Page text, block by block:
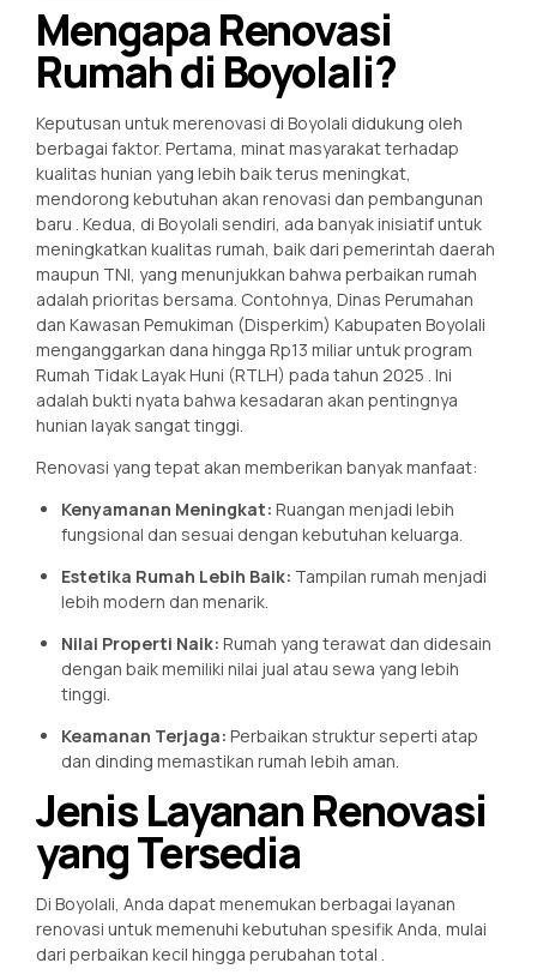
Mengapa Renovasi
Rumah di Boyolali?
Keputusan untuk merenovasi di Boyolali didukung oleh
berbagai faktor. Pertama, minat masyarakat terhadap
kualitas hunian yang lebih baik terus meningkat,
mendorong kebutuhan akan renovasi dan pembangunan
baru . Kedua, di Boyolali sendiri, ada banyak inisiatif untuk
meningkatkan kualitas rumah, baik dari pemerintah daerah
maupun TNI, yang menunjukkan bahwa perbaikan rumah
adalah prioritas bersama. Contohnya, Dinas Perumahan
dan Kawasan Pemukiman (Disperkim) Kabupaten Boyolali
menganggarkan dana hingga Rp13 miliar untuk program
Rumah Tidak Layak Huni (RTLH) pada tahun 2025 . Ini
adalah bukti nyata bahwa kesadaran akan pentingnya
hunian layak sangat tinggi.
Renovasi yang tepat akan memberikan banyak manfaat:
Kenyamanan Meningkat: Ruangan menjadi lebih
fungsional dan sesuai dengan kebutuhan keluarga.
Estetika Rumah Lebih Baik: Tampilan rumah menjadi
lebih modern dan menarik.
Nilai Properti Naik: Rumah yang terawat dan didesain
dengan baik memiliki nilai jual atau sewa yang lebih
tinggi.
Keamanan Terjaga: Perbaikan struktur seperti atap
dan dinding memastikan rumah lebih aman.
Jenis Layanan Renovasi
yang Tersedia
Di Boyolali, Anda dapat menemukan berbagai layanan
renovasi untuk memenuhi kebutuhan spesifik Anda, mulai
dari perbaikan kecil hingga perubahan total .